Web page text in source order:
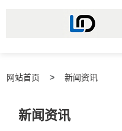
网站首页 新闻资讯
新闻资讯